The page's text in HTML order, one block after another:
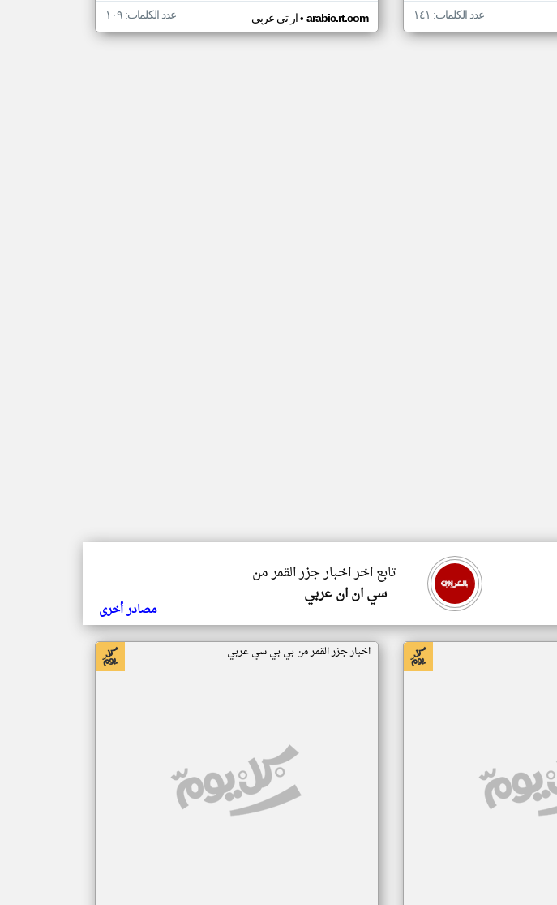
عدد الكلمات: ١٤١ ار تي عربي• arabic.rt.com عدد الكلمات: ١٠٩
تابع اخر اخبار جزر القمر من
سي ان ان عربي
مصادر أخرى
اخبار جزر القمر من بي بي سي عربي